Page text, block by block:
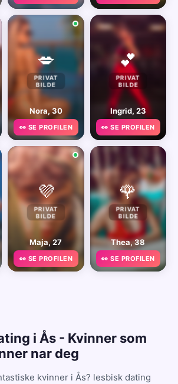
💋
PRIVAT
BILDE
Nora, 30
👀 SE PROFILEN
💕
PRIVAT
BILDE
Ingrid, 23
👀 SE PROFILEN
💜
PRIVAT
BILDE
Maja, 27
👀 SE PROFILEN
🌹
PRIVAT
BILDE
Thea, 38
👀 SE PROFILEN
i Ås - Kvinner som
nar deg
kvinner i Ås? lesbisk dating